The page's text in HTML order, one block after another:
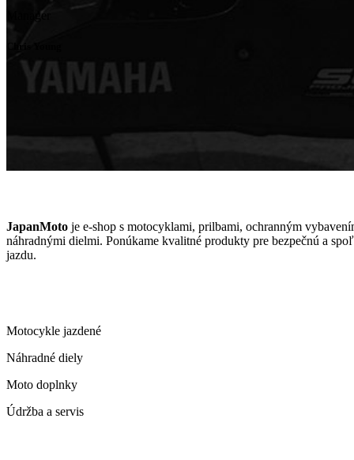
Manager
JapanMoto je e-shop s motocyklami, prilbami, ochranným
náhradnými dielmi. Ponúkame kvalitné produkty pre bezpečnú a
jazdu.
Motocykle jazdené
Náhradné diely
Moto doplnky
Údržba a servis